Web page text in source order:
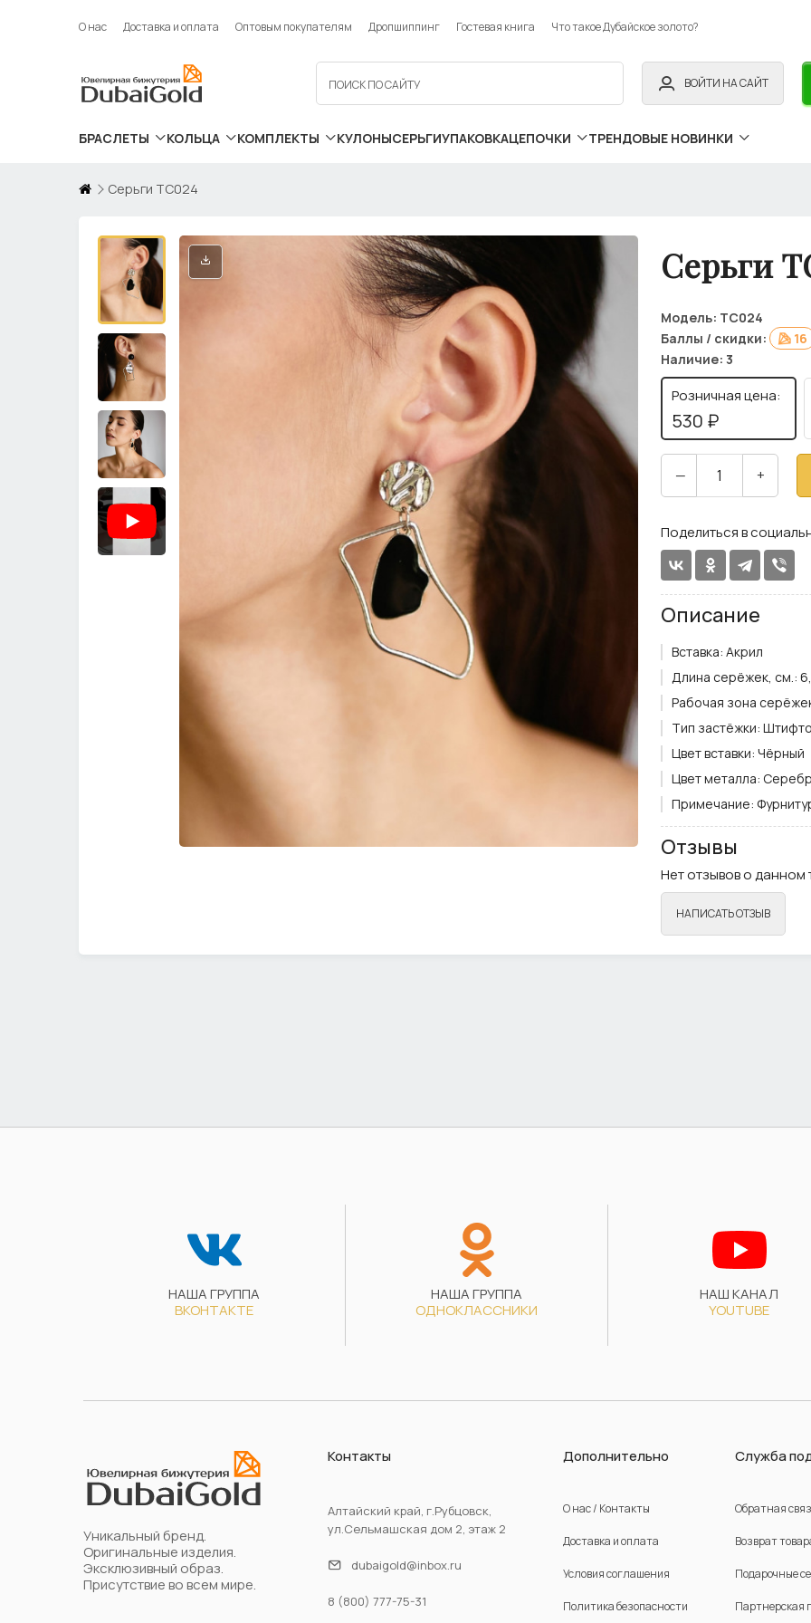
О нас Доставка и оплата Оптовым покупателям Дропшиппинг Гостевая книга Что такое Дубайское золото?
ВОЙТИ НА САЙТ
БРАСЛЕТЫ КОЛЬЦА КОМПЛЕКТЫ КУЛОНЫСЕРЬГИУПАКОВКАЦЕПОЧКИ ТРЕНДОВЫЕ НОВИНКИ
Серьги ТС024
Серьги
Модель: ТС024
Баллы / скидки:
16
Наличие: 3
Розничная цена:
530 ₽
— +
Поделиться в
Описание
Вставка: Акрил
Длина серёжек, см.:
Рабочая зона
Тип застёжки:
Цвет вставки: Чёрный
Цвет металла:
Примечание:
Отзывы
Нет отзывов о данном
НАПИСАТЬ ОТЗЫВ
НАША ГРУППА
ВКОНТАКТЕ
НАША ГРУППА
ОДНОКЛАССНИКИ
НАШ КАНАЛ
YOUTUBE
Уникальный бренд.
Оригинальные изделия.
Эксклюзивный образ.
Присутствие во всем мире.
Контакты
Алтайский край, г.Рубцовск,
ул.Сельмашская дом 2, этаж 2
dubaigold@inbox.ru
8 (800) 777-75-31
Дополнительно
О нас / Контакты
Доставка и оплата
Условия соглашения
Политика безопасности
Служба
Обратная
Возврат
Подарочные
Партнерская